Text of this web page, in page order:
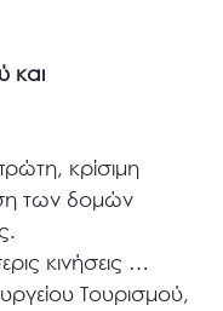
και
κρίσιμη
των δομών
κινήσεις …
Τουρισμού,